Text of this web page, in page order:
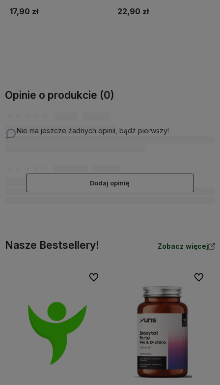
22,90 zł 22,90 zł
Opinie o produkcie (0)
Nie ma jeszcze żadnych opinii, bądź pierwszy!
Dodaj opinię
Nasze Bestsellery! Zobacz więcej
Do ulubionych Do